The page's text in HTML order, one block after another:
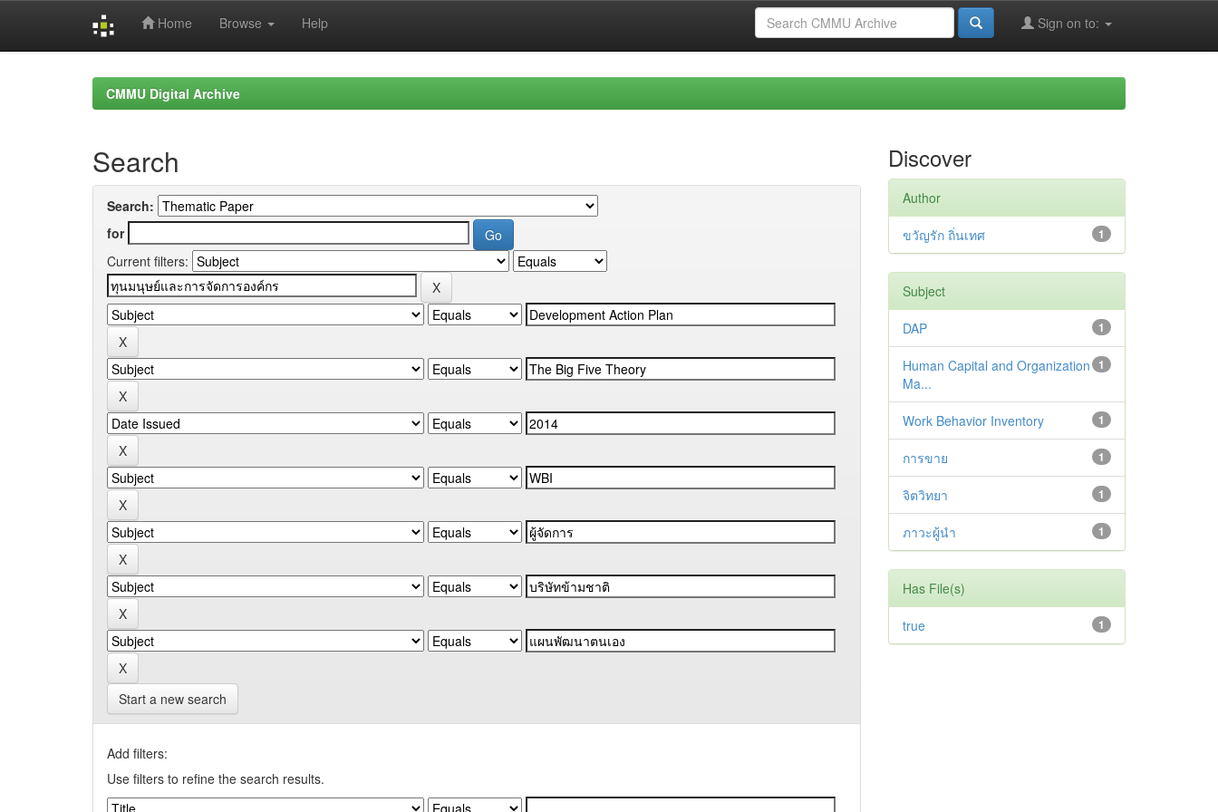
Home Browse Help Sign on to:
CMMU Digital Archive
Search
Search:
for
Current filters:
Start a new search
Add filters:
Use filters to refine the search results.
Discover
Author
1
ขวัญรัก ถิ่นเทศ
Subject
1
DAP
1
Human Capital and Organization
Ma...
1
Work Behavior Inventory
1
การขาย
1
จิตวิทยา
1
ภาวะผู้นำ
Has File(s)
1
true